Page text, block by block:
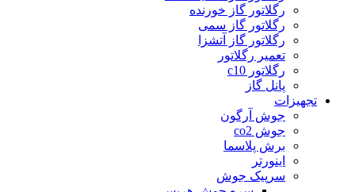
رگلاتور گاز خورنده
رگلاتور گاز سمی
رگلاتور گاز آتشزا
تعمیر رگلاتور
رگلاتور c10
پانل گاز
تجهیزات
جوش آرگون
جوش co2
برش پلاسما
اینورتر
سرپیک جوش